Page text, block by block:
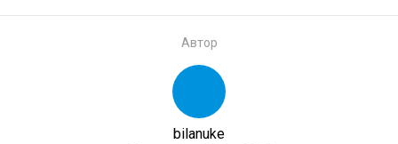
Автор
bilanuke